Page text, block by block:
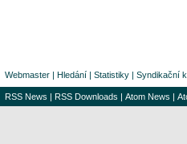
Webmaster | Hledání | Statistiky | Syndikační
RSS News | RSS Downloads | Atom News |